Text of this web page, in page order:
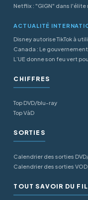
Netflix : "GIGN" dans
ACTUALITÉ
Disney autorise TikTok à
Canada : Le
L’UE donne son feu vert
CHIFFRES
Top DVD/blu-ray
Top VàD
SORTIES
Calendrier des sorties
Calendrier des sorties VOD
TOUT SAVOIR DU